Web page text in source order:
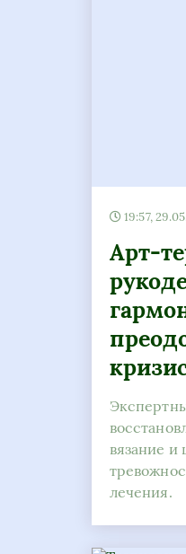
19:57,
Арт-
вязание и
лечения.